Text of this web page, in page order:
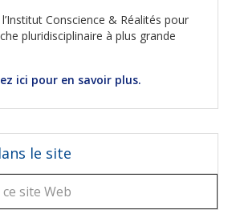
Conscience & Réalités pour
pluridisciplinaire à plus grande
ici pour en savoir plus.
le site